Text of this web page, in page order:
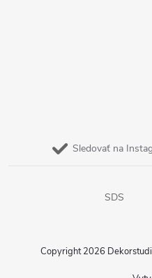
Sledovať na
SDS
Copyright 2026